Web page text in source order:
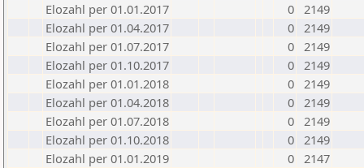
Elozahl per 01.01.2017
0 2149
Elozahl per 01.04.2017
0 2149
Elozahl per 01.07.2017
0 2149
Elozahl per 01.10.2017
0 2149
Elozahl per 01.01.2018
0 2149
Elozahl per 01.04.2018
0 2149
Elozahl per 01.07.2018
0 2149
Elozahl per 01.10.2018
0 2149
Elozahl per 01.01.2019
0 2147